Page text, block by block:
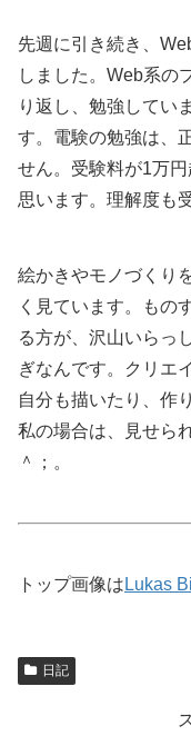
先週に引き続き、
しました。Web系の
り返し、勉強してい
す。電験の勉強は、
せん。受験料が1万
思います。理解度も
絵かきやモノづくり
く見ています。もの
る方が、沢山いらっ
ぎなんです。クリエ
自分も描いたり、作
私の場合は、見せら
＾；。
トップ画像は Lukas
日記